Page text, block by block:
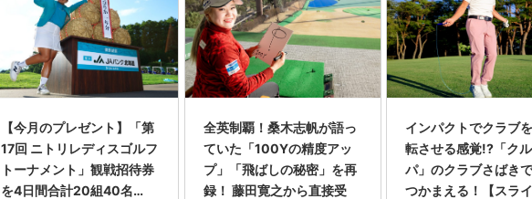
【今月のプレゼント】「第
17回 ニトリレディスゴルフ
トーナメント」観戦招待券
を4日間合計20組40名…
全英制覇！桑木志帆が語っ
ていた「100Yの精度アッ
プ」「飛ばしの秘密」を再
録！ 藤田寛之から直接受
インパクトでクラブ
転させる感覚!?「ク
パ」のクラブさばき
つかまえる！【スラ